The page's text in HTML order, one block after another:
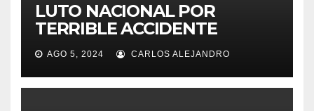
LUTO NACIONAL POR
TERRIBLE ACCIDENTE
AGO 5, 2024 CARLOS ALEJANDRO